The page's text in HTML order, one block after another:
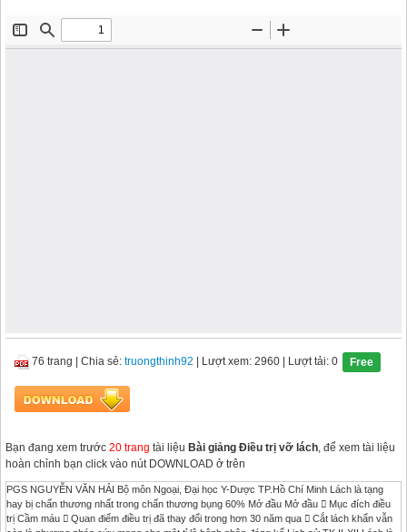
76 trang Chia sẻ: truongthinh92 | Lượt xem: 2960 | Lượt tải: 0 Free
Bạn đang xem trước 20 trang tài liệu Bài giảng Điều trị vỡ lách, để xem tài liệu
hoàn chỉnh bạn click vào nút DOWNLOAD ở trên
PGS NGUYỄN VĂN HẢI Bộ môn Ngoại, Đại học Y-Dược TP.Hồ Chí Minh Lách là tạng
hay bị chấn thương nhất trong chấn thương bụng 60% Mở đầu Mở đầu  Mục đích điều
trị Cầm máu  Quan điểm điều trị đã thay đổi trong hơn 30 năm qua  Cắt lách khẩn vẫn